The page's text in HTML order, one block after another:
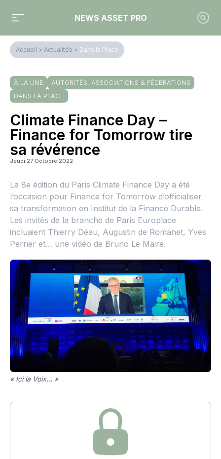
NEWS ASSET PRO
Accueil > Actualités > Dans la Place
À LA UNE
AUTORITÉS, ASSOCIATIONS & FÉDÉRATIONS
DANS LA PLACE
Climate Finance Day –
Finance for Tomorrow tire
sa révérence
Jeudi 27 Octobre 2022
La 8e édition du Paris Climate Finance Day a été
l’occasion pour Finance for Tomorrow d’officialiser
sa transformation en Institut de la Finance Durable.
Les invités de la branche de Paris Europlace
incluaient Thierry Déau, Augustin de Romanet, Yves
Perrier et… une vidéo de Bruno Le Maire.
« Ici la Voix… »